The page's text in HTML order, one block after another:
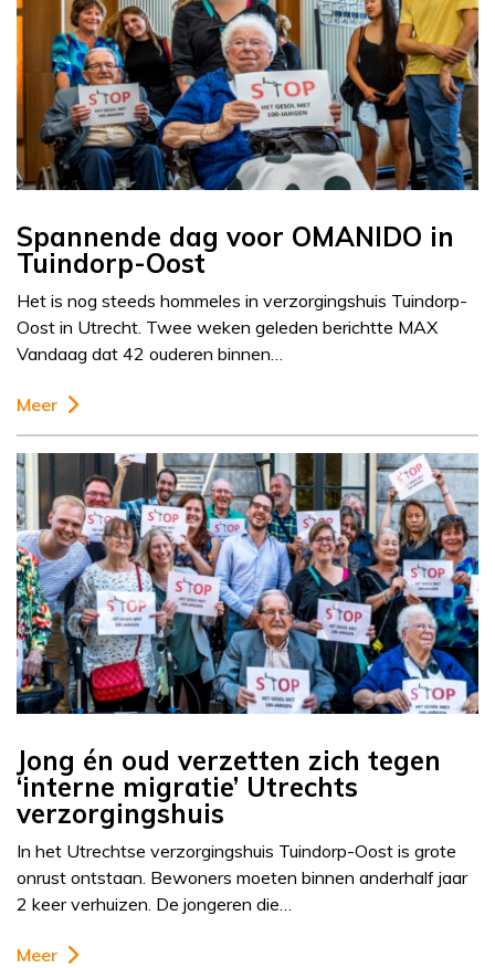
Spannende dag voor OMANIDO in
Tuindorp-Oost
Het is nog steeds hommeles in verzorgingshuis Tuindorp-
Oost in Utrecht. Twee weken geleden berichtte MAX
Vandaag dat 42 ouderen binnen…
Meer
Jong én oud verzetten zich tegen
‘interne migratie’ Utrechts
verzorgingshuis
In het Utrechtse verzorgingshuis Tuindorp-Oost is grote
onrust ontstaan. Bewoners moeten binnen anderhalf jaar
2 keer verhuizen. De jongeren die…
Meer